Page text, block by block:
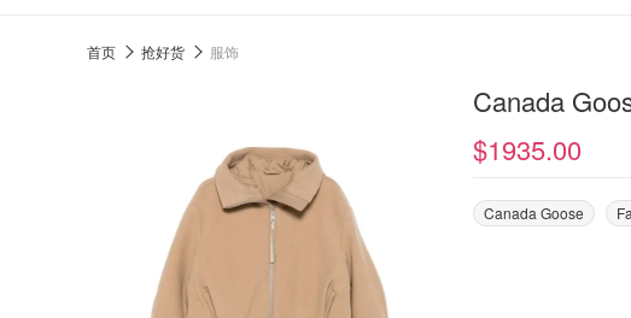
首页 抢好货 服饰
Canada
$1935.00
Canada Goose